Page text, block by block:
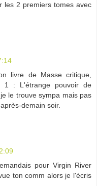
les 2 premiers tomes avec
livre de Masse critique,
1 : L'étrange pouvoir de
le trouve sympa mais pas
demain soir.
pour Virgin River
ton comm alors je l'écris